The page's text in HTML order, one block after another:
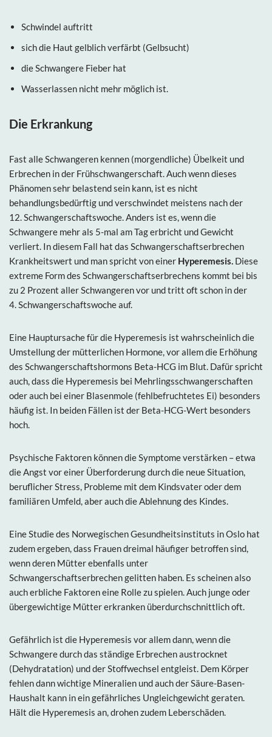
Schwindel auftritt
sich die Haut gelblich verfärbt (Gelbsucht)
die Schwangere Fieber hat
Wasserlassen nicht mehr möglich ist.
Die Erkrankung
Fast alle Schwangeren kennen (morgendliche) Übelkeit und
Erbrechen in der Frühschwangerschaft. Auch wenn dieses
Phänomen sehr belastend sein kann, ist es nicht
behandlungsbedürftig und verschwindet meistens nach der
12. Schwangerschaftswoche. Anders ist es, wenn die
Schwangere mehr als 5-mal am Tag erbricht und Gewicht
verliert. In diesem Fall hat das Schwangerschaftserbrechen
Krankheitswert und man spricht von einer Hyperemesis. Diese
extreme Form des Schwangerschaftserbrechens kommt bei bis
zu 2 Prozent aller Schwangeren vor und tritt oft schon in der
4. Schwangerschaftswoche auf.
Eine Hauptursache für die Hyperemesis ist wahrscheinlich die
Umstellung der mütterlichen Hormone, vor allem die Erhöhung
des Schwangerschaftshormons Beta-HCG im Blut. Dafür spricht
auch, dass die Hyperemesis bei Mehrlingsschwangerschaften
oder auch bei einer Blasenmole (fehlbefruchtetes Ei) besonders
häufig ist. In beiden Fällen ist der Beta-HCG-Wert besonders
hoch.
Psychische Faktoren können die Symptome verstärken – etwa
die Angst vor einer Überforderung durch die neue Situation,
beruflicher Stress, Probleme mit dem Kindsvater oder dem
familiären Umfeld, aber auch die Ablehnung des Kindes.
Eine Studie des Norwegischen Gesundheitsinstituts in Oslo hat
zudem ergeben, dass Frauen dreimal häufiger betroffen sind,
wenn deren Mütter ebenfalls unter
Schwangerschaftserbrechen gelitten haben. Es scheinen also
auch erbliche Faktoren eine Rolle zu spielen. Auch junge oder
übergewichtige Mütter erkranken überdurchschnittlich oft.
Gefährlich ist die Hyperemesis vor allem dann, wenn die
Schwangere durch das ständige Erbrechen austrocknet
(Dehydratation) und der Stoffwechsel entgleist. Dem Körper
fehlen dann wichtige Mineralien und auch der Säure-Basen-
Haushalt kann in ein gefährliches Ungleichgewicht geraten.
Hält die Hyperemesis an, drohen zudem Leberschäden.